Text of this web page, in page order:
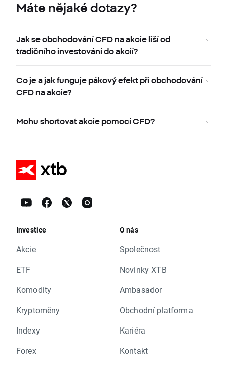
Máte nějaké dotazy?
Jak se obchodování CFD na akcie liší od
tradičního investování do akcií?
Co je a jak funguje pákový efekt při obchodování
CFD na akcie?
Mohu shortovat akcie pomocí CFD?
Investice
Akcie
ETF
Komodity
Kryptoměny
Indexy
Forex
O nás
Společnost
Novinky XTB
Ambasador
Obchodní platforma
Kariéra
Kontakt